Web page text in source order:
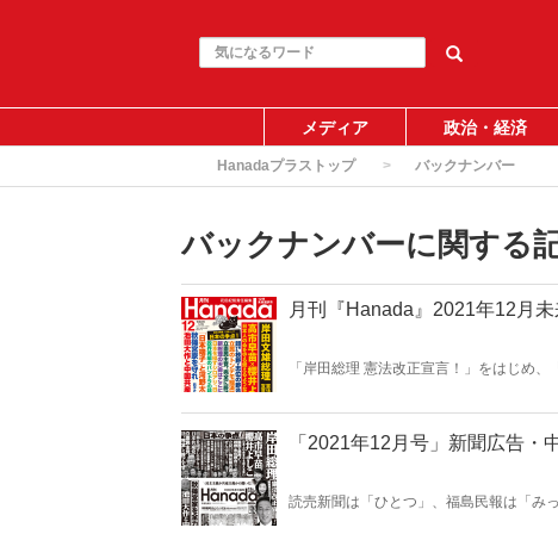
メディア 政治・経済
Hanadaプラストップ バックナンバー
バックナンバーに関する
月刊『Hanada』2021年12月
「岸田総理 憲法改正宣言！」をはじめ
総力特集「習近平の限界！」、特集「
「2021年12月号」新聞広告・
読売新聞は「ひとつ」、福島民報は「み
のか、それとも…？ 広告がおもしろけ